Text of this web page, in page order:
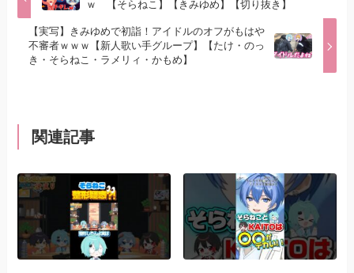
ｗ 【そらねこ】【きみゆめ】【切り抜き】
【実写】きみゆめで初詣！アイドルのオフがもはや
不審者ｗｗｗ【新人歌い手グループ】【たけ・のっ
き・そらねこ・ラメリィ・かもめ】
関連記事